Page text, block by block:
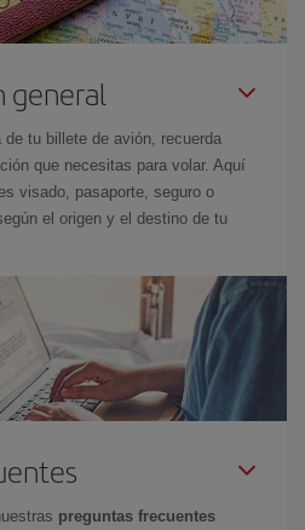
general
tu billete de avión, recuerda
que necesitas para volar. Aquí
visado, pasaporte, seguro o
el origen y el destino de tu
preguntas frecuentes